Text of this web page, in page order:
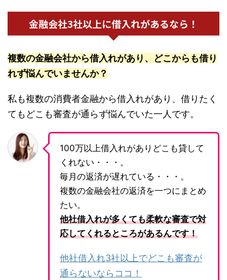
金融会社3社以上に借入れがあるなら！
複数の金融会社から借入れがあり、どこからも借り
れず悩んでいませんか？
私も複数の消費者金融から借入れがあり、借りたく
てもどこも審査が通らず悩んでいた一人です。
100万以上借入れがありどこも貸して
くれない・・・。
毎月の返済が遅れている・・・。
複数の金融会社の返済を一つにまとめ
たい。
他社借入れが多くても柔軟な審査で対
応してくれるところがあるんです！
他社借入れ3社以上でどこも審査が
通らないならココ！